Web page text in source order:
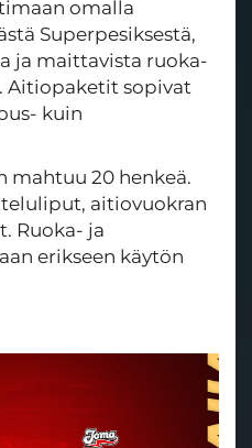
omalla
Superpesiksestä,
ja maittavista ruoka-
Aitiopaketit sopivat
kuin
mahtuu 20 henkeä.
aitiovuokran
Ruoka- ja
erikseen käytön